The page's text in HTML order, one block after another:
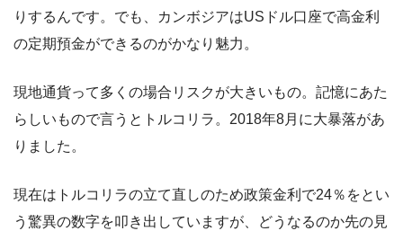
りするんです。でも、カンボジアはUSドル口座で高金利
の定期預金ができるのがかなり魅力。
現地通貨って多くの場合リスクが大きいもの。記憶にあた
らしいもので言うとトルコリラ。2018年8月に大暴落があ
りました。
現在はトルコリラの立て直しのため政策金利で24％をとい
う驚異の数字を叩き出していますが、どうなるのか先の見